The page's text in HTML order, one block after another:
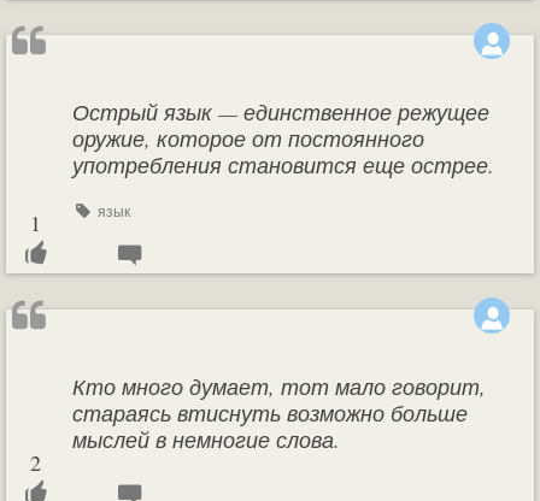
Острый язык — единственное режущее
оружие, которое от постоянного
употребления становится еще острее.
язык
1
Кто много думает, тот мало говорит,
стараясь втиснуть возможно больше
мыслей в немногие слова.
2